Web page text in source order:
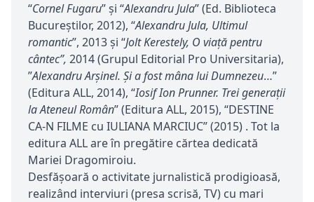
“Cornel Fugaru” şi “Alexandru Jula” (Ed. Biblioteca
Bucureştilor, 2012), “Alexandru Jula, Ultimul
romantic”, 2013 şi “Jolt Kerestely, O viaţă pentru
cântec”, 2014 (Grupul Editorial Pro Universitaria),
”Alexandru Arșinel. Și a fost mâna lui Dumnezeu…”
(Editura ALL, 2014), “Iosif Ion Prunner. Trei generaţii
la Ateneul Român” (Editura ALL, 2015), “DESTINE
CA-N FILME cu IULIANA MARCIUC” (2015) . Tot la
editura ALL are în pregătire cărtea dedicată
Mariei Dragomiroiu.
Desfășoară o activitate jurnalistică prodigioasă,
realizând interviuri (presa scrisă, TV) cu mari